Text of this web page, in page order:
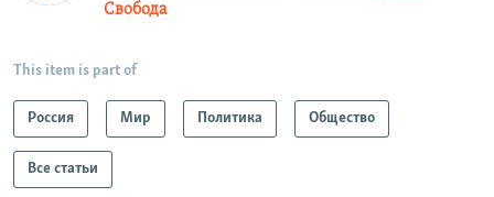
Свобода
This item is part of
Россия Мир Политика Общество
Все статьи